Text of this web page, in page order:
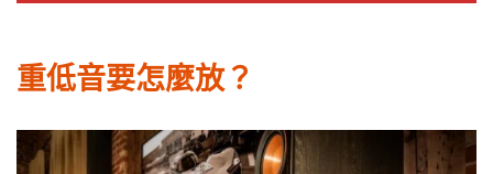
重低音要怎麼放？